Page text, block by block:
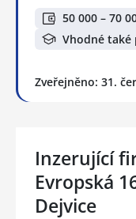
50 000 – 70
Vhodné také
Zveřejněno: 31.
Inzerující
Evropská
Dejvice